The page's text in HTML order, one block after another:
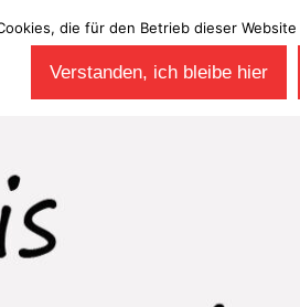
die für den Betrieb dieser
Verstanden, ich bleibe hier